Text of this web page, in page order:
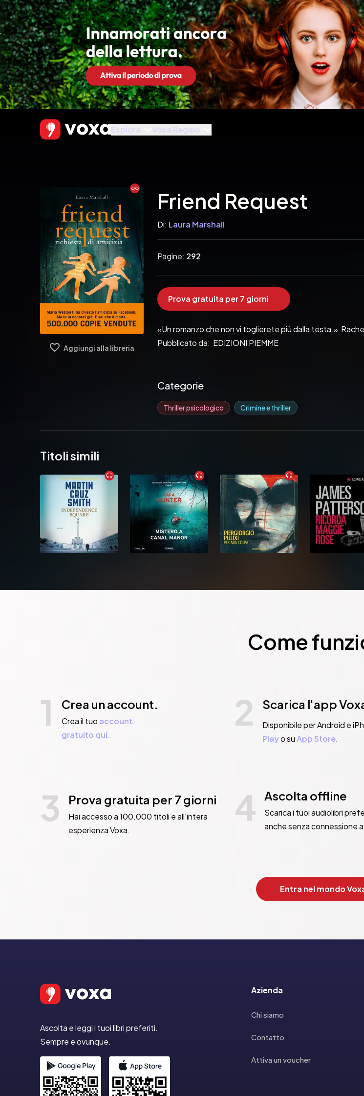
Esplora Voxa Regalo
Aggiungi alla libreria
Friend Request
Di: Laura Marshall
Pagine: 292
Prova gratuita per 7 giorni
«Un romanzo che non vi toglierete più dalla testa.»
Pubblicato da:  EDIZIONI PIEMME
Categorie
Thriller psicologico Crimine e thriller
Titoli simili
Come
1 Crea un account.
Crea il tuo account
gratuito qui.
2 Scarica l'app
Disponibile per Android e
Playo suApp Store.
3 Prova gratuita per 7 giorni
Hai accesso a 100.000 titoli e all'intera
esperienza Voxa.
4 Ascolta offline
Scarica i tuoi audiolibri
anche senza connessione
Entra nel mondo
Ascolta e leggi i tuoi libri preferiti.
Sempre e ovunque.
Azienda
Chi siamo
Contatto
Attiva un voucher